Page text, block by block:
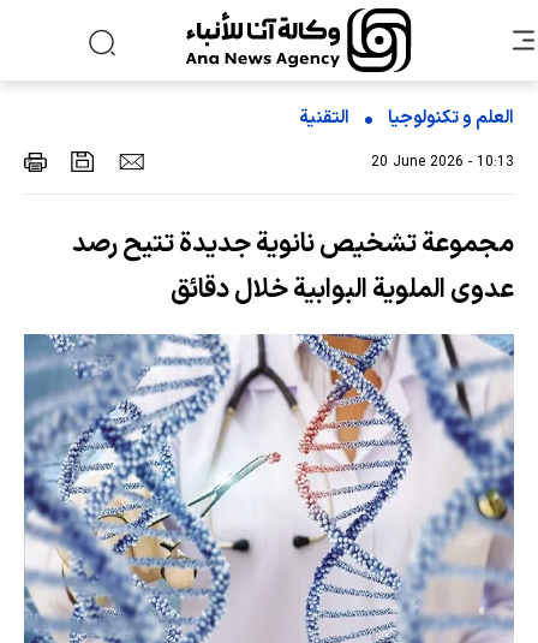
العلم و تکنولوجیا التقنیة
20 June 2026 - 10:13
مجموعة تشخيص نانوية جديدة تتيح رصد
عدوى الملوية البوابية خلال دقائق